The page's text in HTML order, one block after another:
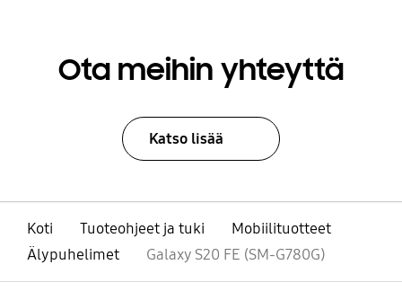
Ota meihin yhteyttä
Katso lisää
Koti Tuoteohjeet ja tuki
Mobiilituotteet
Älypuhelimet
Galaxy S20 FE (SM-G780G)